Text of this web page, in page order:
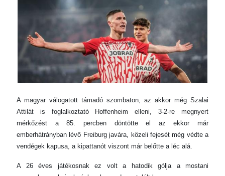
A magyar válogatott támadó szombaton, az akkor még Szalai
Attilát is foglalkoztató Hoffenheim elleni, 3-2-re megnyert
mérkőzést a 85. percben döntötte el az ekkor már
emberhátrányban lévő Freiburg javára, közeli fejesét még védte a
vendégek kapusa, a kipattanót viszont már belőtte a léc alá.
A 26 éves játékosnak ez volt a hatodik gólja a mostani